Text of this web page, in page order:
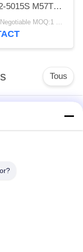
5015S M57TU
Price is Negotiable MOQ:1 pcs
Tous
de suspension